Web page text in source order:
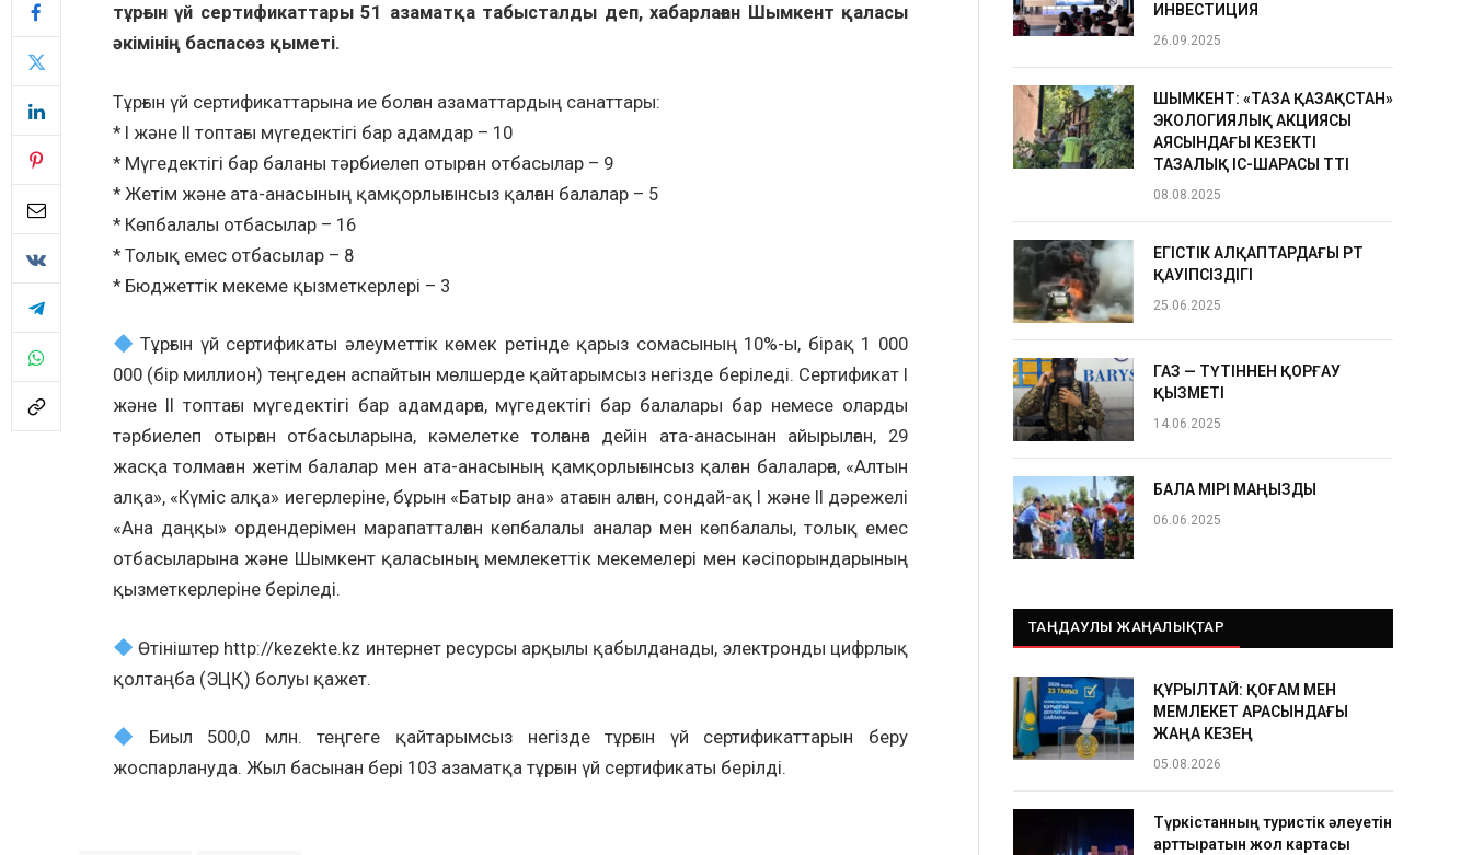
тұрғын үй сертификаттары 51 азаматқа табысталды деп, хабарлаған Шымкент қаласы
әкімінің баспасөз қыметі.
Тұрғын үй сертификаттарына ие болған азаматтардың санаттары:
* I және II топтағы мүгедектігі бар адамдар – 10
* Мүгедектігі бар баланы тәрбиелеп отырған отбасылар – 9
* Жетім және ата-анасының қамқорлығынсыз қалған балалар – 5
* Көпбалалы отбасылар – 16
* Толық емес отбасылар – 8
* Бюджеттік мекеме қызметкерлері – 3
Тұрғын үй сертификаты әлеуметтік көмек ретінде қарыз сомасының 10%-ы, бірақ 1 000
000 (бір миллион) теңгеден аспайтын мөлшерде қайтарымсыз негізде беріледі. Сертификат I
және II топтағы мүгедектігі бар адамдарға, мүгедектігі бар балалары бар немесе оларды
тәрбиелеп отырған отбасыларына, кәмелетке толғанға дейін ата-анасынан айырылған, 29
жасқа толмаған жетім балалар мен ата-анасының қамқорлығынсыз қалған балаларға, «Алтын
алқа», «Күміс алқа» иегерлеріне, бұрын «Батыр ана» атағын алған, сондай-ақ I және II дәрежелі
«Ана даңқы» ордендерімен марапатталған көпбалалы аналар мен көпбалалы, толық емес
отбасыларына және Шымкент қаласының мемлекеттік мекемелері мен кәсіпорындарының
қызметкерлеріне беріледі.
Өтініштер http://kezekte.kz интернет ресурсы арқылы қабылданады, электронды цифрлық
қолтаңба (ЭЦҚ) болуы қажет.
Биыл 500,0 млн. теңгеге қайтарымсыз негізде тұрғын үй сертификаттарын беру
жоспарлануда. Жыл басынан бері 103 азаматқа тұрғын үй сертификаты берілді.
ИНВЕСТИЦИЯ
26.09.2025
ШЫМКЕНТ: «ТАЗА ҚАЗАҚСТАН»
ЭКОЛОГИЯЛЫҚ АКЦИЯСЫ
АЯСЫНДАҒЫ КЕЗЕКТІ
ТАЗАЛЫҚ ІС-ШАРАСЫ ӨТТІ
08.08.2025
ЕГІСТІК АЛҚАПТАРДАҒЫ ӨРТ
ҚАУІПСІЗДІГІ
25.06.2025
ГАЗ — ТҮТІННЕН ҚОРҒАУ
ҚЫЗМЕТІ
14.06.2025
БАЛА ӨМІРІ МАҢЫЗДЫ
06.06.2025
ТАҢДАУЛЫ ЖАҢАЛЫҚТАР
ҚҰРЫЛТАЙ: ҚОҒАМ МЕН
МЕМЛЕКЕТ АРАСЫНДАҒЫ
ЖАҢА КЕЗЕҢ
05.08.2026
Түркістанның туристік әлеуетін
арттыратын жол картасы